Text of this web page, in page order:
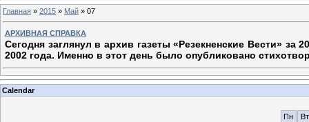
Главная » 2015 » Май » 07
АРХИВНАЯ СПРАВКА
Сегодня заглянул в архив газеты «Резекненские Вести» за
2002 года. Именно в этот день было опубликовано
Calendar
Пн Вт